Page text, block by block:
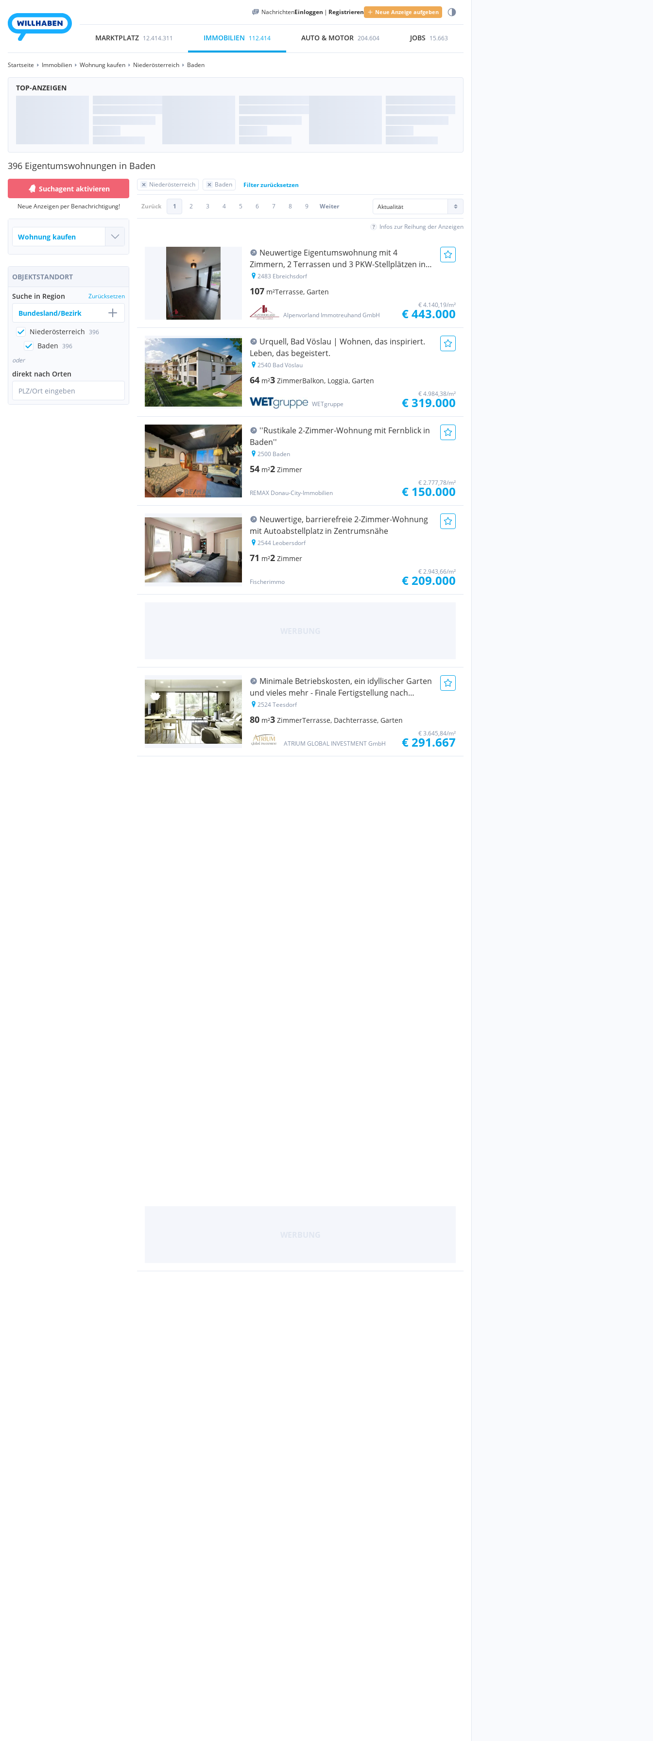
NachrichtenEinloggen | Registrieren Neue Anzeige aufgeben
MARKTPLATZ 12.414.311 IMMOBILIEN 112.414 AUTO & MOTOR 204.604 JOBS 15.663
Startseite Immobilien Wohnung kaufen Niederösterreich Baden
TOP-ANZEIGEN
396 Eigentumswohnungen in Baden
Suchagent aktivieren
Neue Anzeigen per Benachrichtigung!
OBJEKTSTANDORT
Suche in Region Zurücksetzen
Bundesland/Bezirk
Niederösterreich 396
Baden 396
oder
direkt nach Orten
PLZ/Ort eingeben
Niederösterreich Baden Filter zurücksetzen
Zurück 1 2 3 4 5 6 7 8 9 Weiter
Infos zur Reihung der Anzeigen
Neuwertige Eigentumswohnung mit 4
Zimmern, 2 Terrassen und 3 PKW-Stellplätzen in
Ebreichsdorf!!!
2483 Ebreichsdorf
107 m²Terrasse, Garten
Alpenvorland Immotreuhand GmbH
€ 4.140,19/m²
€ 443.000
Urquell, Bad Vöslau | Wohnen, das inspiriert.
Leben, das begeistert.
2540 Bad Vöslau
64 m²3 ZimmerBalkon, Loggia, Garten
WETgruppe
€ 4.984,38/m²
€ 319.000
''Rustikale 2-Zimmer-Wohnung mit Fernblick in
Baden''
2500 Baden
54 m²2 Zimmer
REMAX Donau-City-Immobilien
€ 2.777,78/m²
€ 150.000
Neuwertige, barrierefreie 2-Zimmer-Wohnung
mit Autoabstellplatz in Zentrumsnähe
2544 Leobersdorf
71 m²2 Zimmer
Fischerimmo
€ 2.943,66/m²
€ 209.000
Minimale Betriebskosten, ein idyllischer Garten
und vieles mehr - Finale Fertigstellung nach
Wunsch.
2524 Teesdorf
80 m²3 ZimmerTerrasse, Dachterrasse, Garten
ATRIUM GLOBAL INVESTMENT GmbH
€ 3.645,84/m²
€ 291.667